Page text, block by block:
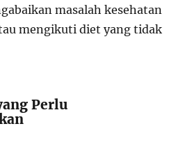
masalah kesehatan
mengikuti diet yang tidak
Perlu